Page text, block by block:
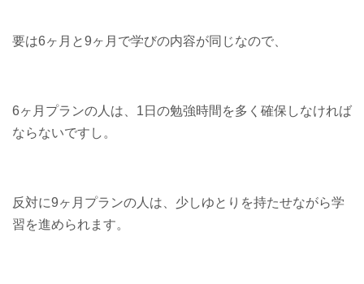
要は6ヶ月と9ヶ月で学びの内容が同じなので、
6ヶ月プランの人は、1日の勉強時間を多く確保しなければ
ならないですし。
反対に9ヶ月プランの人は、少しゆとりを持たせながら学
習を進められます。